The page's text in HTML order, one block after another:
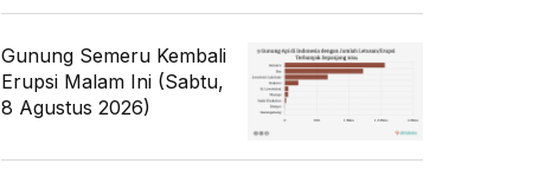
Gunung Semeru Kembali
Erupsi Malam Ini (Sabtu,
8 Agustus 2026)